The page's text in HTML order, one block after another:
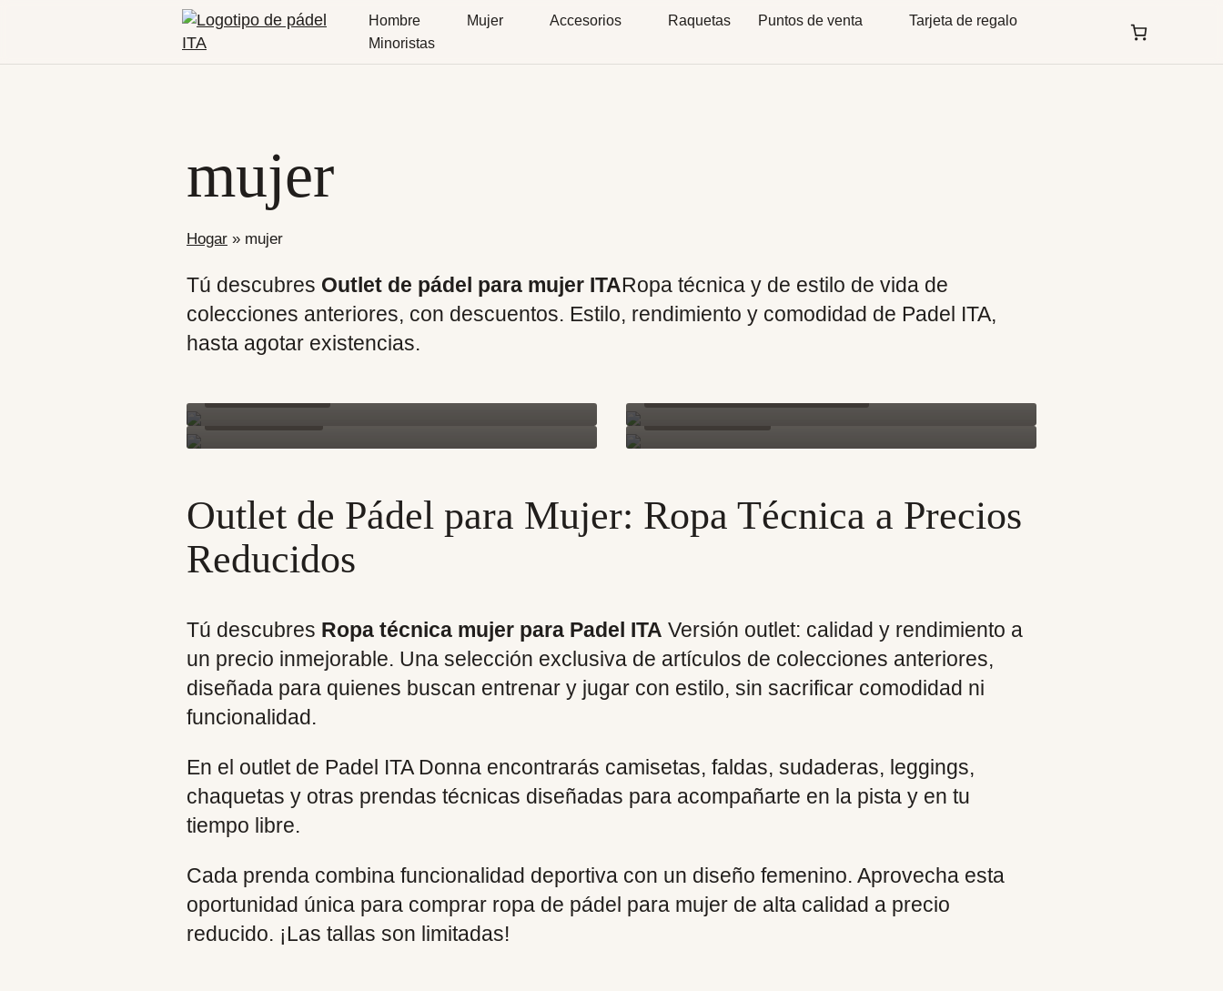
Hombre Mujer Accesorios Raquetas Puntos de venta
Tarjeta de regalo
Minoristas
mujer
Hogar » mujer
Tú descubres Outlet de pádel para mujer ITARopa técnica y de estilo de vida de
colecciones anteriores, con descuentos. Estilo, rendimiento y comodidad de Padel ITA,
hasta agotar existencias.
Afueras
Bermudas
Outlet de Pádel para Mujer: Ropa Técnica a Precios
Reducidos
Tú descubres Ropa técnica mujer para Padel ITA Versión outlet: calidad y rendimiento a
un precio inmejorable. Una selección exclusiva de artículos de colecciones anteriores,
diseñada para quienes buscan entrenar y jugar con estilo, sin sacrificar comodidad ni
funcionalidad.
En el outlet de Padel ITA Donna encontrarás camisetas, faldas, sudaderas, leggings,
chaquetas y otras prendas técnicas diseñadas para acompañarte en la pista y en tu
tiempo libre.
Cada prenda combina funcionalidad deportiva con un diseño femenino. Aprovecha esta
oportunidad única para comprar ropa de pádel para mujer de alta calidad a precio
reducido. ¡Las tallas son limitadas!